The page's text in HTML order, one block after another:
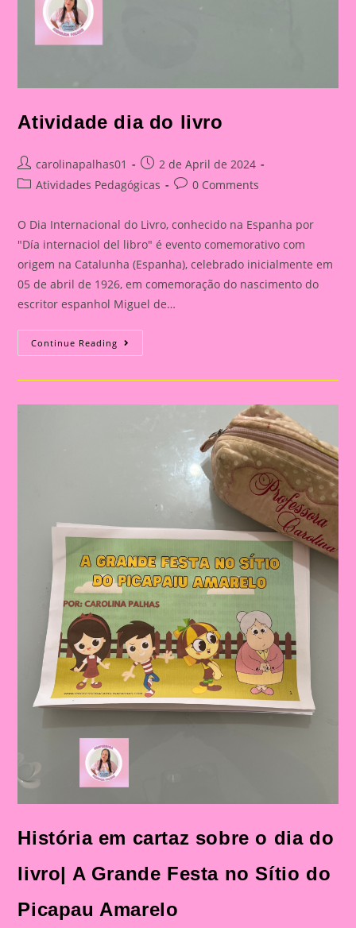
Atividade dia do livro
Post
author:
carolinapalhas01
Post
published:
2 de April de 2024
PostAtividades Pedagógicas
Post0 Comments
O Dia Internacional do Livro, conhecido na Espanha por
"Día internaciol del libro" é evento comemorativo com
origem na Catalunha (Espanha), celebrado inicialmente em
05 de abril de 1926, em comemoração do nascimento do
escritor espanhol Miguel de…
Continue Reading Atividade
Dia
História em cartaz sobre o dia do
livro| A Grande Festa no Sítio do
Picapau Amarelo